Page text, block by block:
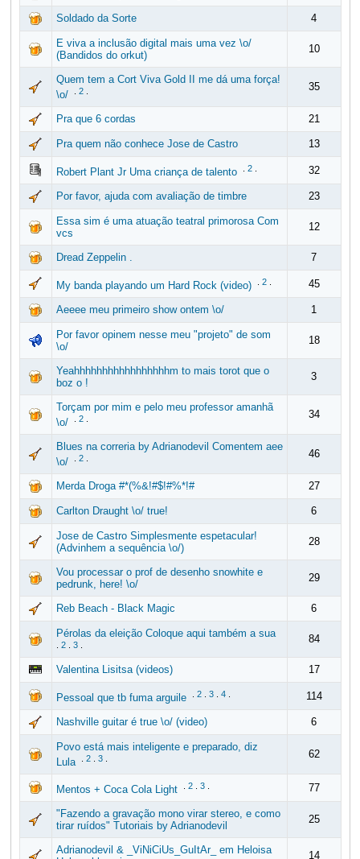
Soldado da Sorte 4
E viva a inclusão digital mais uma vez \o/
(Bandidos do orkut)
10
Quem tem a Cort Viva Gold II me dá uma força!
\o/
2. 35
Pra que 6 cordas 21
Pra quem não conhece Jose de Castro 13
Robert Plant Jr Uma criança de talento 2. 32
Por favor, ajuda com avaliação de timbre 23
Essa sim é uma atuação teatral primorosa Com
vcs
12
Dread Zeppelin . 7
My banda playando um Hard Rock (video) 2. 45
Aeeee meu primeiro show ontem \o/ 1
Por favor opinem nesse meu "projeto" de som
\o/
18
Yeahhhhhhhhhhhhhhhhhm to mais torot que o
boz o !
3
Torçam por mim e pelo meu professor amanhã
\o/
2. 34
Blues na correria by Adrianodevil Comentem aee
\o/
2. 46
Merda Droga #*(%&!#$!#%*!# 27
Carlton Draught \o/ true! 6
Jose de Castro Simplesmente espetacular!
(Advinhem a sequência \o/)
28
Vou processar o prof de desenho snowhite e
pedrunk, here! \o/
29
Reb Beach - Black Magic 6
Pérolas da eleição Coloque aqui também a sua
2. 3. 84
Valentina Lisitsa (videos) 17
Pessoal que tb fuma arguile 2. 3. 4. 114
Nashville guitar é true \o/ (video) 6
Povo está mais inteligente e preparado, diz
Lula
2. 3. 62
Mentos + Coca Cola Light 2. 3. 77
"Fazendo a gravação mono virar stereo, e como
tirar ruídos" Tutoriais by Adrianodevil
25
Adrianodevil & _ViNiCiUs_GuItAr_ em Heloisa
14